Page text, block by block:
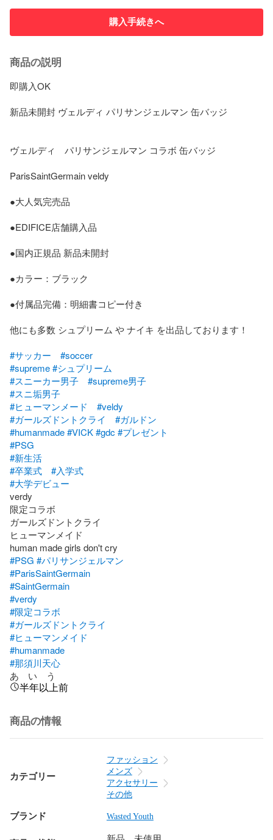
購入手続きへ
商品の説明
即購入OK
新品未開封 ヴェルディ パリサンジェルマン 缶バッジ
ヴェルディ　パリサンジェルマン コラボ 缶バッジ
ParisSaintGermain veldy
●大人気完売品
●EDIFICE店舗購入品
●国内正規品 新品未開封
●カラー：ブラック
●付属品完備：明細書コピー付き
他にも多数 シュプリーム や ナイキ を出品しております！
#サッカー
#soccer
#supreme#シュプリーム
#スニーカー男子
#supreme男子
#スニ垢男子
#ヒューマンメード
#veldy
#ガールズドントクライ
#ガルドン
#humanmade#VICK#gdc #プレゼント
#PSG
#新生活
#卒業式
#入学式
#大学デビュー
verdy
限定コラボ
ガールズドントクライ
ヒューマンメイド
#PSG #パリサンジェルマン
#ParisSaintGermain
#SaintGermain
#verdy
#限定コラボ
#ガールズドントクライ
#ヒューマンメイド
#humanmade
#那須川天心
あ　い　う
半年以上前
商品の情報
カテゴリー
ファッション
メンズ
アクセサリー
その他
ブランド Wasted Youth